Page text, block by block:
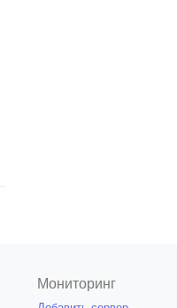
Мониторинг